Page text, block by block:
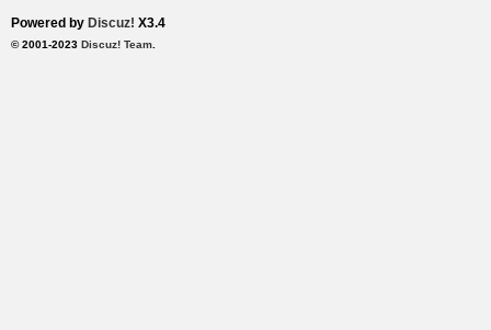
Powered by Discuz! X3.4
© 2001-2023 Discuz! Team